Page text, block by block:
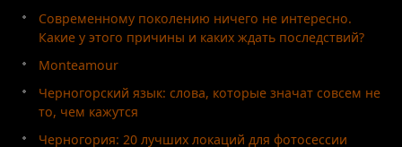
Современному поколению ничего не интересно.
Какие у этого причины и каких ждать последствий?
Monteamour
Черногорский язык: слова, которые значат совсем не
то, чем кажутся
Черногория: 20 лучших локаций для фотосессии